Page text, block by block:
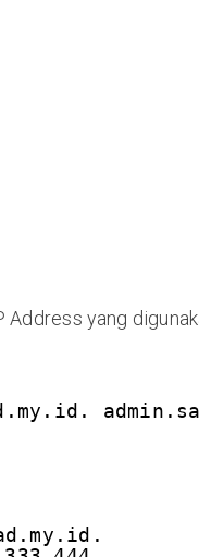
Address yang